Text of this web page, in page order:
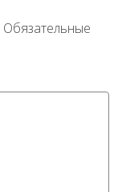
Обязательные